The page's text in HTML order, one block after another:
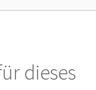
dieses